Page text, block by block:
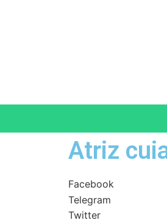
Atriz
Facebook
Telegram
Twitter